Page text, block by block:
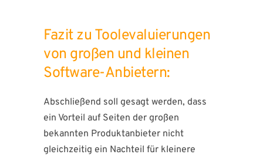
Fazit zu Toolevaluierungen
von großen und kleinen
Software-Anbietern:
Abschließend soll gesagt werden, dass
ein Vorteil auf Seiten der großen
bekannten Produktanbieter nicht
gleichzeitig ein Nachteil für kleinere